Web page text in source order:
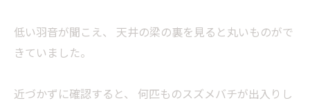
低い羽音が聞こえ、 天井の梁の裏を見ると丸いものがで
きていました。
近づかずに確認すると、 何匹ものスズメバチが出入りし